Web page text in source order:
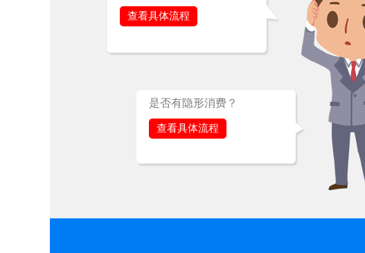
查看具体流程
是否有隐形消费？
查看具体流程